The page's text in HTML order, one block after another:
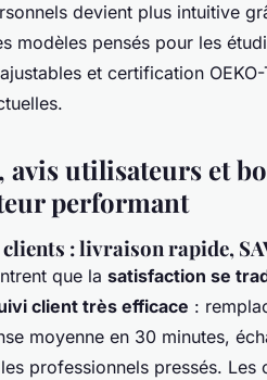
devient plus intuitive
modèles pensés pour les
et certification
avis utilisateurs et
performant
clients : livraison rapide,
que la satisfaction se
client très efficace :
moyenne en 30 minutes,
professionnels pressés.